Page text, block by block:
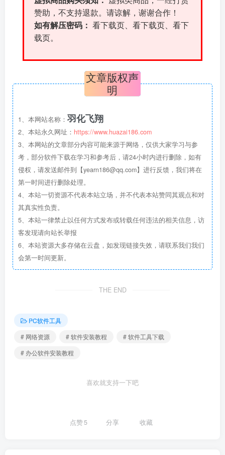
赞助，不支持退款。请谅解，谢谢合作！
如有解压密码： 看下载页、看下载页、看下
载页。
文章版权声
明
1、本网站名称： 羽化飞翔
2、本站永久网址： https://www.huazai186.com
3、本网站的文章部分内容可能来源于网络，仅供大家学习与参
考，部分软件下载在学习和参考后，请24小时内进行删除，如有
侵权，请发送邮件到【yearn186@qq.com】进行反馈，我们将在
第一时间进行删除处理。
4、本站一切资源不代表本站立场，并不代表本站赞同其观点和对
其真实性负责。
5、本站一律禁止以任何方式发布或转载任何违法的相关信息，访
客发现请向站长举报
6、本站资源大多存储在云盘，如发现链接失效，请联系我们我们
会第一时间更新。
THE END
PC软件工具
# 网络资源
# 软件安装教程
# 软件工具下载
# 办公软件安装教程
喜欢就支持一下吧
点赞5 分享 收藏